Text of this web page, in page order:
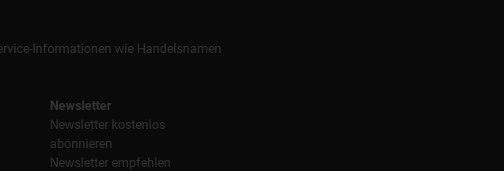
Informationen wie Handelsnamen
Newsletter
Newsletter kostenlos
abonnieren
Newsletter empfehlen